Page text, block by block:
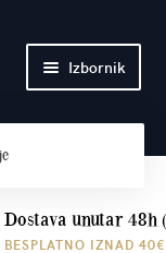
Izbornik
Dostava unutar 48h
BESPLATNO IZNAD 40€